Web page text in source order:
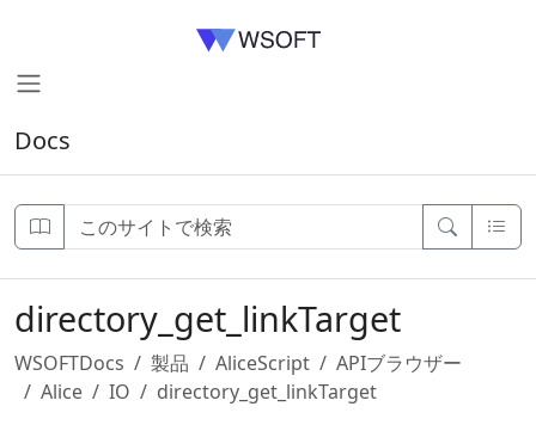
Docs
directory_get_linkTarget
WSOFTDocs 製品 AliceScript
APIブラウザー
Alice
IO
directory_get_linkTarget